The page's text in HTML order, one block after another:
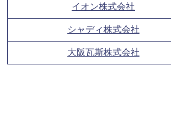
イオン株式会社
シャディ株式会社
大阪瓦斯株式会社